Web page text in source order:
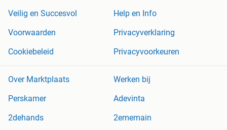
Veilig en Succesvol
Help en Info
Voorwaarden
Privacyverklaring
Cookiebeleid
Privacyvoorkeuren
Over Marktplaats
Werken bij
Perskamer
Adevinta
2dehands
2ememain